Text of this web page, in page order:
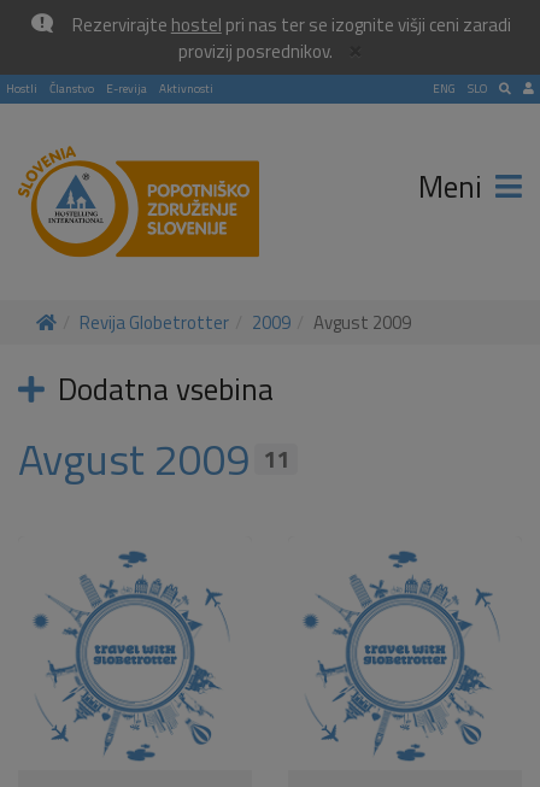
Rezervirajte hostel pri nas ter se izognite višji ceni zaradi
provizij posrednikov.
×
Hostli Članstvo E-revija Aktivnosti SLO
ENG
Meni
Revija Globetrotter 2009 Avgust 2009
Dodatna vsebina
Avgust 2009 11
Pošlji VESELJE5 na 1919 in
doniraj 5 €
Pomagaj otrokom z manj priložnostmi do počitnic na morju.